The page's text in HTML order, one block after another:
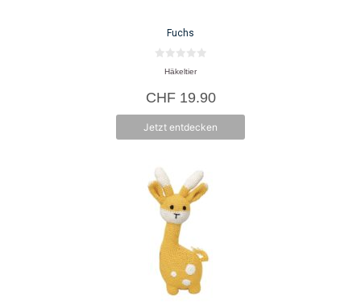
Fuchs
n
5
Häkeltier
CHF19.90
Jetzt entdecken